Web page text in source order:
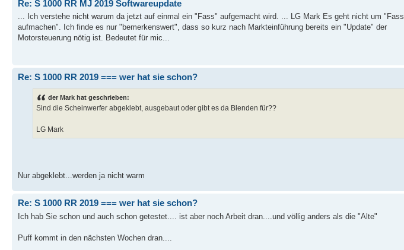
Re: S 1000 RR MJ 2019 Softwareupdate
... Ich verstehe nicht warum da jetzt auf einmal ein "Fass" aufgemacht wird. ... LG Mark Es geht nicht um "Fass
aufmachen". Ich finde es nur "bemerkenswert", dass so kurz nach Markteinführung bereits ein "Update" der
Motorsteuerung nötig ist. Bedeutet für mic...
Re: S 1000 RR 2019 === wer hat sie schon?
der Mark hat geschrieben:
Sind die Scheinwerfer abgeklebt, ausgebaut oder gibt es da Blenden für??
LG Mark
Nur abgeklebt...werden ja nicht warm
Re: S 1000 RR 2019 === wer hat sie schon?
Ich hab Sie schon und auch schon getestet.... ist aber noch Arbeit dran....und völlig anders als die "Alte"
Puff kommt in den nächsten Wochen dran....